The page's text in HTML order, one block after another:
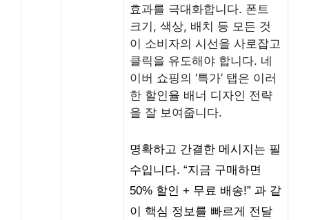
효과를 극대화합니다. 폰트
크기, 색상, 배치 등 모든 것
이 소비자의 시선을 사로잡고
클릭을 유도해야 합니다. 네
이버 쇼핑의 ‘특가’ 탭은 이러
한 할인율 배너 디자인 전략
을 잘 보여줍니다.
명확하고 간결한 메시지는 필
수입니다. “지금 구매하면
50% 할인 + 무료 배송!” 과 같
이 핵심 정보를 빠르게 전달